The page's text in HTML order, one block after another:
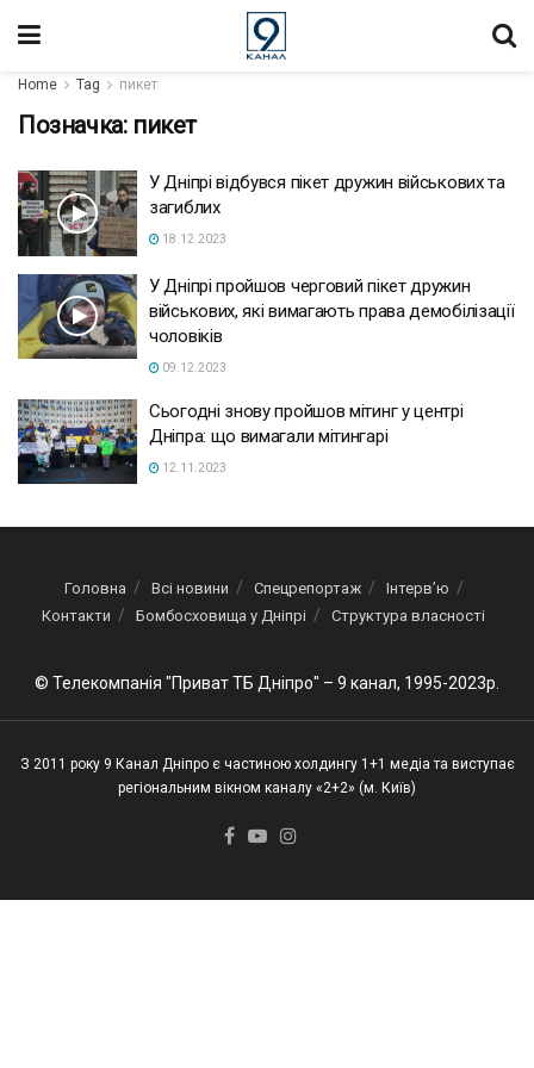
Home Tag пикет
Позначка: пикет
У Дніпрі відбувся пікет дружин військових та
загиблих
18.12.2023
У Дніпрі пройшов черговий пікет дружин
військових, які вимагають права демобілізації
чоловіків
09.12.2023
Сьогодні знову пройшов мітинг у центрі
Дніпра: що вимагали мітингарі
12.11.2023
Головна Всі новини Спецрепортаж
Інтерв’ю
Контакти
Бомбосховища у Дніпрі Структура власності
© Телекомпанія "Приват ТБ Дніпро" – 9 канал, 1995-2023р.
З 2011 року 9 Канал Дніпро є частиною холдингу 1+1 медіа та виступає
регіональним вікном каналу «2+2» (м. Київ)